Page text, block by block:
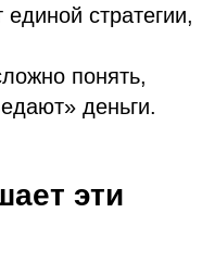
стратегии,
понять,
деньги.
эти